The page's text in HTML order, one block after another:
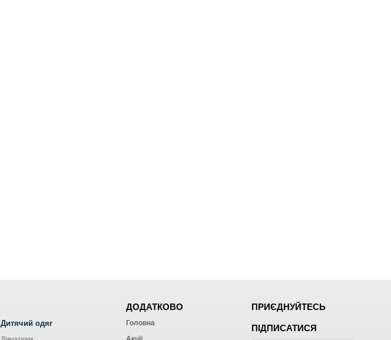
Дитячий одяг
ДОДАТКОВО
Головна
ПРИЄДНУЙТЕСЬ
ПІДПИСАТИСЯ